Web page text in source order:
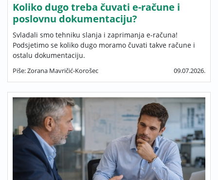
Koliko dugo treba čuvati e-račune i
poslovnu dokumentaciju?
Svladali smo tehniku slanja i zaprimanja e-računa!
Podsjetimo se koliko dugo moramo čuvati takve račune i
ostalu dokumentaciju.
Piše: Zorana Mavričić-Korošec 09.07.2026.